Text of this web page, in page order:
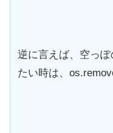
逆に言えば、空っ
たい時は、